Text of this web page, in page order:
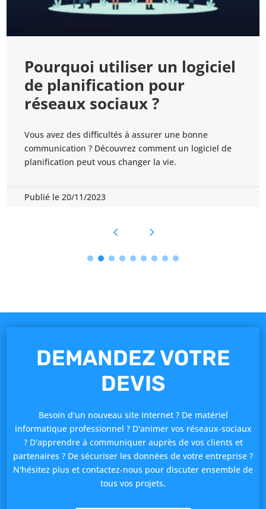
5 outils de planification
pour une bonne
communication
Votre communication sur les réseaux sociaux doit
être bien organisée. Alors, voici 5 des meilleurs outils
de planification pour y arriver.
Publié le 11/11/2023
DEMANDEZ VOTRE
DEVIS
Besoin d'un nouveau site Internet ? De matériel
informatique professionnel ? D'animer vos réseaux-sociaux
? D'apprendre à communiquer auprès de vos clients et
partenaires ? De sécuriser les données de votre entreprise ?
N'hésitez plus et contactez-nous pour discuter ensemble de
tous vos projets.